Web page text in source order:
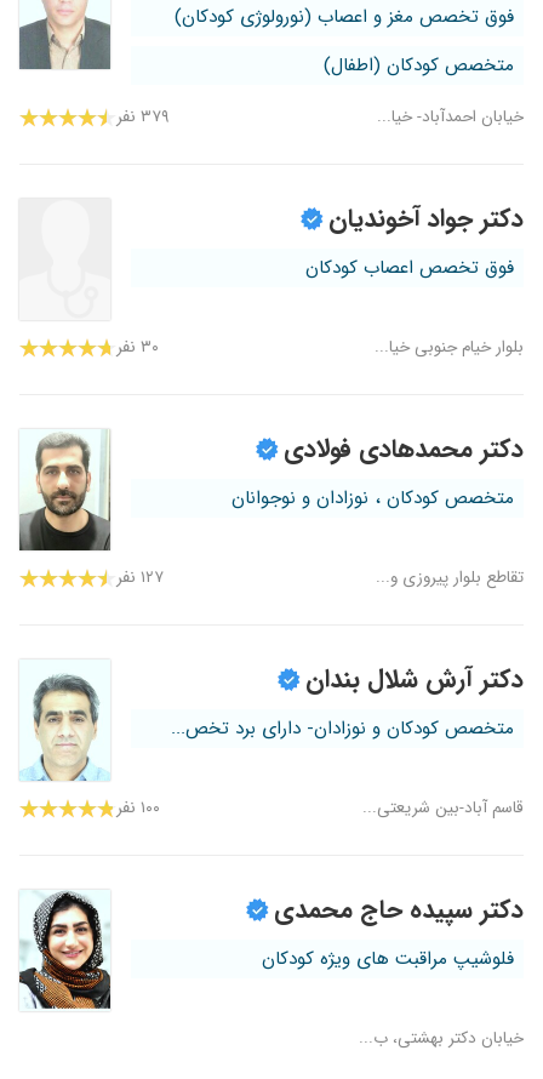
فوق تخصص مغز و اعصاب (نورولوژی کودکان)
متخصص کودکان (اطفال)
خیابان احمدآباد- خیا... ۳۷۹ نفر
دکتر جواد آخوندیان
فوق تخصص اعصاب کودکان
بلوار خیام جنوبی خیا... ۳۰ نفر
دکتر محمدهادی فولادی
متخصص کودکان ، نوزادان و نوجوانان
تقاطع بلوار پیروزی و... ۱۲۷ نفر
دکتر آرش شلال بندان
متخصص کودکان و نوزادان- دارای برد تخص...
قاسم آباد-بین شریعتی... ۱۰۰ نفر
دکتر سپیده حاج محمدی
فلوشیپ مراقبت های ویژه کودکان
خیابان دکتر بهشتی، ب...